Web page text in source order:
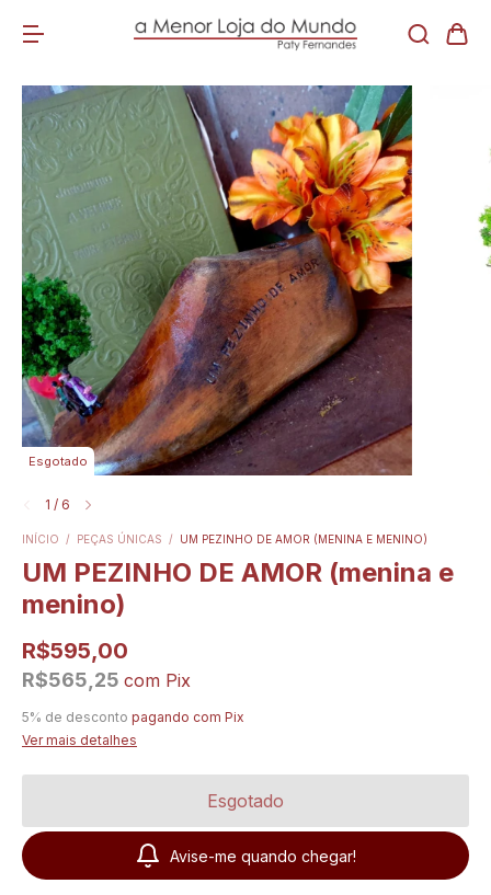
Esgotado
1 / 6
INÍCIO / PEÇAS ÚNICAS / UM PEZINHO DE AMOR (MENINA E MENINO)
UM PEZINHO DE AMOR (menina e
menino)
R$595,00
R$565,25 com Pix
5% de desconto pagando com Pix
Ver mais detalhes
Avise-me quando chegar!